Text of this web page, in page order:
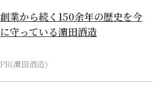
創業から続く150余年の歴史を今
に守っている濵田酒造
PR(濵田酒造)